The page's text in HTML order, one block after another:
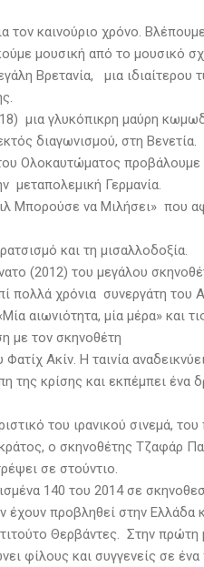
τον καινούριο χρόνο.
μουσική από το μουσικό
Βρετανία, μια
μια γλυκόπικρη μαύρη
διαγωνισμού, στη Βενετία.
Ολοκαυτώματος προβάλουμε
μεταπολεμική Γερμανία.
Μπορούσε να Μιλήσει» που
και τη μισαλλοδοξία.
(2012) του μεγάλου
πολλά χρόνια συνεργάτη του
αιωνιότητα, μία μέρα» και
με τον σκηνοθέτη
Ακίν. Η ταινία
κρίσης και εκπέμπει ένα
του ιρανικού σινεμά,
ο σκηνοθέτης Τζαφάρ
σε στούντιο.
140 του 2014 σε
έχουν προβληθεί στην
Θερβάντες. Στην πρώτη
φίλους και συγγενείς σε ένα